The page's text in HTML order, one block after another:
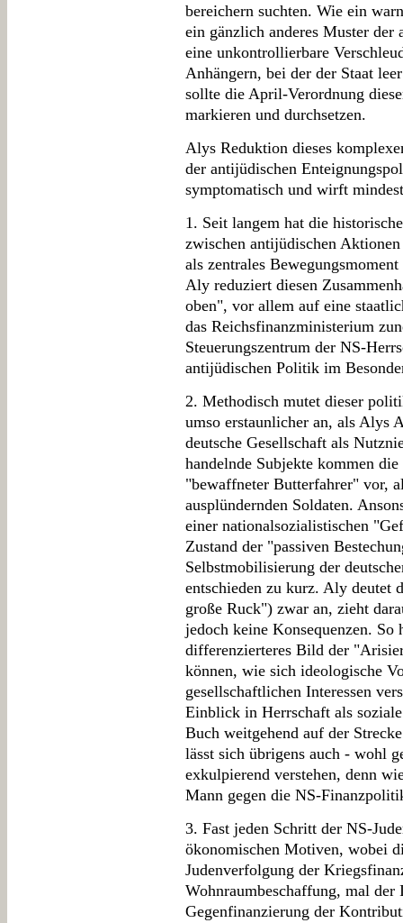
bereichern suchten. Wie ein
ein gänzlich anderes Muster
eine unkontrollierbare
Anhängern, bei der der Staat
sollte die April-Verordnung
markieren und durchsetzen.
Alys Reduktion dieses
der antijüdischen
symptomatisch und wirft
1. Seit langem hat die
zwischen antijüdischen
als zentrales
Aly reduziert diesen
oben", vor allem auf eine
das Reichsfinanzministerium
Steuerungszentrum der NS-
antijüdischen Politik im
2. Methodisch mutet dieser
umso erstaunlicher an, als Alys
deutsche Gesellschaft als
handelnde Subjekte kommen
"bewaffneter Butterfahrer" vor,
ausplündernden Soldaten.
einer nationalsozialistischen
Zustand der "passiven
Selbstmobilisierung der
entschieden zu kurz. Aly deutet
große Ruck") zwar an, zieht
jedoch keine Konsequenzen. So
differenzierteres Bild der
können, wie sich ideologische
gesellschaftlichen Interessen
Einblick in Herrschaft als
Buch weitgehend auf der
lässt sich übrigens auch - wohl
exkulpierend verstehen, denn
Mann gegen die NS-
3. Fast jeden Schritt der NS-
ökonomischen Motiven, wobei
Judenverfolgung der
Wohnraumbeschaffung, mal
Gegenfinanzierung der